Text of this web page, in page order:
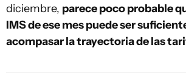
diciembre, parece poco probable
IMS de ese mes puede ser
acompasar la trayectoria de las